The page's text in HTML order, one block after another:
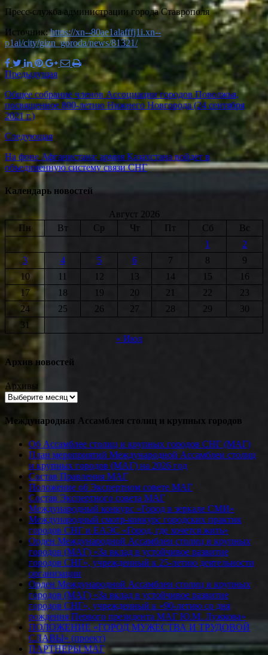
Пресс-служба администрации города Ставрополя
Источник:https://xn--80ae1alafffj1i.xn--
p1ai/city/gizn_goroda/news/81321/
Предыдущая
Общее собрание членов Ассоциации городов Поволжья,
посвященное 800-летию Нижнего Новгорода (24 сентября
2021 г.)
Следующая
На фоне Афганистана: армия Казахстана войдет в
объединенную систему связи СНГ
Календарь новостей
Август 2026
Пн
Вт Ср Чт Пт Сб
Вс
1
2
3
4 5 6 7 8
9
10
11 12 13 14 15
16
17
18 19 20 21 22
23
24
25 26 27 28 29
30
31
« Июл
Архив новостей
Архивы
Международная Ассамблея столиц и крупных городов
Об Ассамблее столиц и крупных городов СНГ (МАГ)
План мероприятий Международной Ассамблеи столиц
и крупных городов (МАГ) на 2026 год
Состав Правления МАГ
Положение об Экспертном совете МАГ
Состав Экспертного совета МАГ
Международный конкурс «Город в зеркале СМИ»
Международный смотр-конкурс городских практик
городов СНГ и ЕАЭС «Город, где хочется жить»
Орден Международной Ассамблеи столиц и крупных
городов (МАГ) «За вклад в устойчивое развитие
городов СНГ», учрежденный к 25-летию деятельности
организации
Орден Международной Ассамблеи столиц и крупных
городов (МАГ) «За вклад в устойчивое развитие
городов СНГ», учрежденный к «90-летию со дня
рождения Первого президента МАГ Ю.М. Лужкова»
ПОЛОЖЕНИЕ «ГОРОД МУЖЕСТВА И ТРУДОВОЙ
СЛАВЫ» (проект)
ПАРТНЕРЫ МАГ